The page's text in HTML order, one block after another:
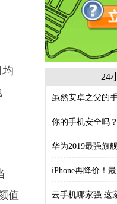
均
值
24
虽然安卓之父的
你的手机安全吗
华为2019最强旗
iPhone再降价！
云手机哪家强 这